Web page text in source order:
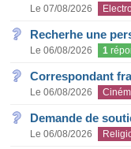
Le 07/08/2026
Recherhe une
Le 06/08/2026 1
Correspondant
Le 06/08/2026
Demande de
Le 06/08/2026